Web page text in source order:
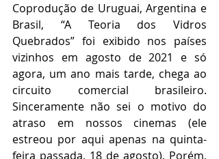
Coprodução de Uruguai, Argentina e
Brasil, “A Teoria dos Vidros
Quebrados” foi exibido nos países
vizinhos em agosto de 2021 e só
agora, um ano mais tarde, chega ao
circuito comercial brasileiro.
Sinceramente não sei o motivo do
atraso em nossos cinemas (ele
estreou por aqui apenas na quinta-
feira passada, 18 de agosto). Porém,